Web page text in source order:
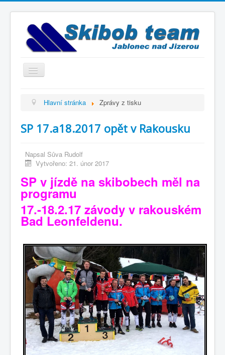
Přepnout
navigaci
Výbor a trenéři
Kontakty
Termínový kalendář
Výsledky
Videogalerie
Hlavní stránka Zprávy z tisku
SP 17.a18.2017 opět v Rakousku
Napsal Sůva Rudolf
Vytvořeno: 21. únor 2017
SP v jízdě na skibobech měl na
programu
17.-18.2.17 závody v rakouském
Bad Leonfeldenu.